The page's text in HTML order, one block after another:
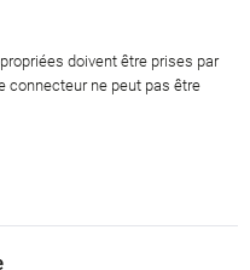
doivent être prises par
connecteur ne peut pas être